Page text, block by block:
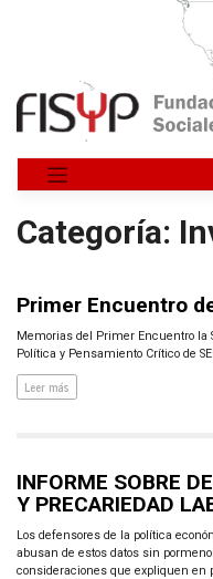
Saltar
Categoría:
Primer Encuentro
Memorias del Primer Encuentro la
Política y Pensamiento Crítico de
Leer más
INFORME SOBRE
Y PRECARIEDAD
Los defensores de la política
abusan de estos datos sin
consideraciones que expliquen en